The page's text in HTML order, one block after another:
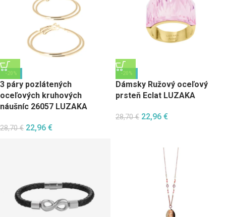
-20%
3 páry pozlátených
oceľových kruhových
náušníc 26057 LUZAKA
28,70€ 22,96 €
-20%
Dámsky Ružový oceľový
prsteň Eclat LUZAKA
28,70€ 22,96 €